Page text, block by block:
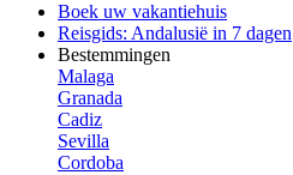
Boek uw vakantiehuis
Reisgids: Andalusië in 7 dagen
Bestemmingen
Malaga
Granada
Cadiz
Sevilla
Cordoba